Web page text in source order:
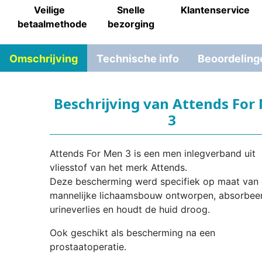
Veilige
betaalmethode
Snelle
bezorging
Klantenservice
Omschrijving Technische info
Beschrijving van Attends For
3
Attends For Men 3 is een men inlegverband uit
vliesstof van het merk Attends.
Deze bescherming werd specifiek op maat van
mannelijke lichaamsbouw ontworpen,
urineverlies en houdt de huid droog.
Ook geschikt als bescherming na een
prostaatoperatie.